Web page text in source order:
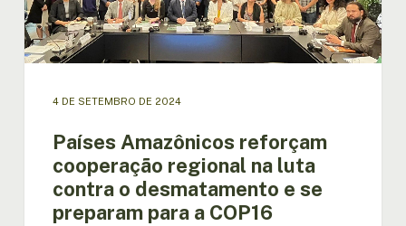
luta
contra
o
COP16
4 DE SETEMBRO DE 2024
Países Amazônicos reforçam
cooperação regional na luta
contra o desmatamento e se
preparam para a COP16